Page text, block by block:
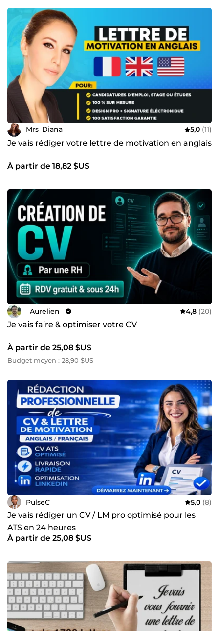
Mrs_Diana 5,0 (11)
Je vais rédiger votre lettre de motivation en anglais
À partir de 18,82 $US
_Aurelien_ 4,8 (20)
Je vais faire & optimiser votre CV
À partir de 25,08 $US
Budget moyen : 28,90 $US
PulseC 5,0 (8)
Je vais rédiger un CV / LM pro optimisé pour les
ATS en 24 heures
À partir de 25,08 $US